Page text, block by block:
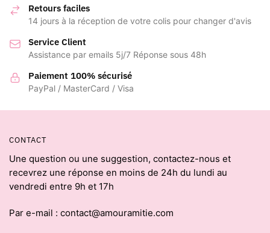
Retours faciles
14 jours à la réception de votre colis pour changer d'avis
Service Client
Assistance par emails 5j/7 Réponse sous 48h
Paiement 100% sécurisé
PayPal / MasterCard / Visa
CONTACT
Une question ou une suggestion, contactez-nous et
recevrez une réponse en moins de 24h du lundi au
vendredi entre 9h et 17h
Par e-mail : contact@amouramitie.com